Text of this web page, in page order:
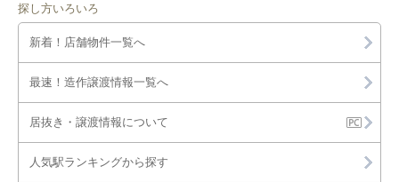
探し方いろいろ
新着！店舗物件一覧へ
最速！造作譲渡情報一覧へ
居抜き・譲渡情報について
人気駅ランキングから探す